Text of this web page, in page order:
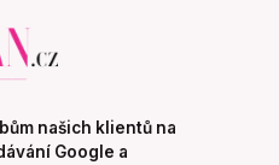
našich klientů na
Google a